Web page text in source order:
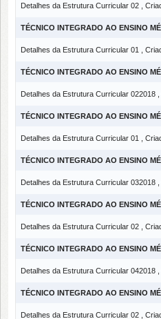
Detalhes da Estrutura Curricular 02 ,
TÉCNICO INTEGRADO AO ENSINO
Detalhes da Estrutura Curricular 01 ,
TÉCNICO INTEGRADO AO ENSINO
Detalhes da Estrutura Curricular 022018
TÉCNICO INTEGRADO AO ENSINO
Detalhes da Estrutura Curricular 01 ,
TÉCNICO INTEGRADO AO ENSINO
Detalhes da Estrutura Curricular 032018
TÉCNICO INTEGRADO AO ENSINO
Detalhes da Estrutura Curricular 02 ,
TÉCNICO INTEGRADO AO ENSINO
Detalhes da Estrutura Curricular 042018
TÉCNICO INTEGRADO AO ENSINO
Detalhes da Estrutura Curricular 02 ,